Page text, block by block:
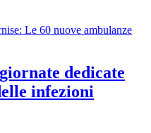
dedicate
infezioni